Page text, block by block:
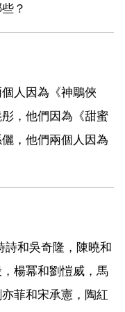
？
人因為《神鵰俠
，他們因為《甜蜜
，他們兩個人因為
詩和吳奇隆，陳曉和
楊冪和劉愷威，馬
菲和宋承憲，陶紅